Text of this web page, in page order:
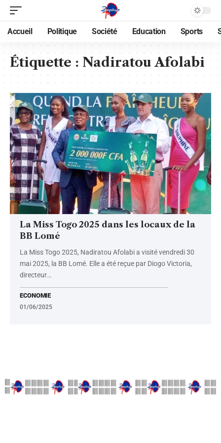
Accueil Politique Société Education Sports
Étiquette : Nadiratou Afolabi
La Miss Togo 2025 dans les locaux de la
BB Lomé
La Miss Togo 2025, Nadiratou Afolabi a visité vendredi 30
mai 2025, la BB Lomé. Elle a été reçue par Diogo Victoria,
directeur…
ECONOMIE
01/06/2025